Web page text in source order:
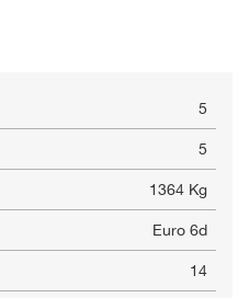
5
5
1364 Kg
Euro 6d
14